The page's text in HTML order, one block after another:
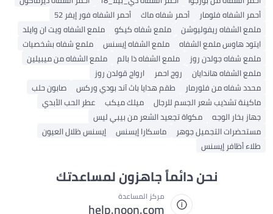
أحمر الشفاه فلومار
أحمر شفاه ماك
أحمر الشفاه فور إيفر 52
ملمع الشفاه ريفوليوشن
ملمع شفاه كيكو
ملمع الشفاه ويت ان وايلد
ايتود هاوس ملمع الشفاه
ملمع الشفاه إيسنس
ملمع شفاه بشخصيات
ملمع شفاه جولدن روز
ملمع الشفاه ذا بالم
ملمع الشفاه من ميبيلين
ملمع الشفاه هاندايان
روج احمر
ارواج قولدن روز
محدد شفاه من فلورمار
طقم هدايا باث آند بودي وركس
صابون حلب
ماكينة تشذيب شعر الجسم للرجال
ميلك ميكب
عطر الحب الأبدي
جهاز بخار الوجه
مكواة تجعيد الشعر من بيبي ليس
مستحضرات التجميل جوهر
ماسكارا إيسنس
إيسنس ظلال العيون
طلاء أظافر إيسنس
نحن دائماً جاهزون لمساعدتك
مركز المساعدة
help.noon.com